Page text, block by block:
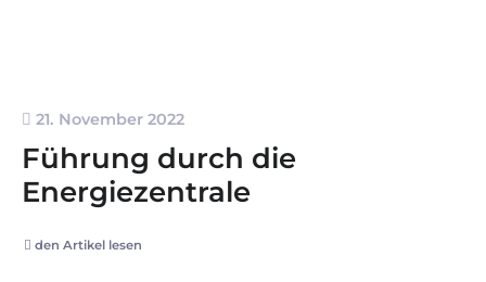
21. November 2022
Führung durch die
Energiezentrale
den Artikel lesen